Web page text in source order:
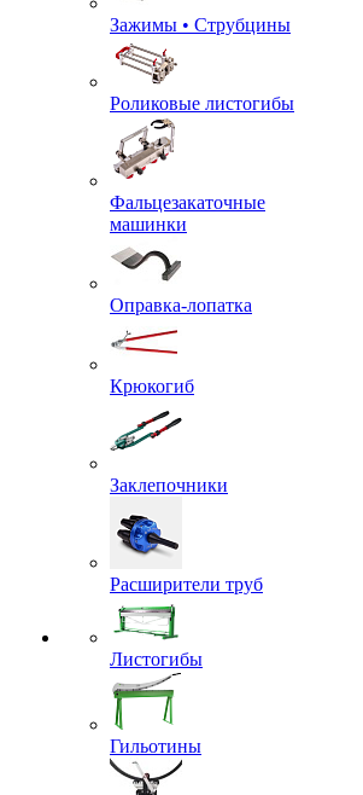
Зажимы • Струбцины
Роликовые листогибы
Фальцезакаточные
машинки
Оправка-лопатка
Крюкогиб
Заклепочники
Расширители труб
Листогибы
Гильотины